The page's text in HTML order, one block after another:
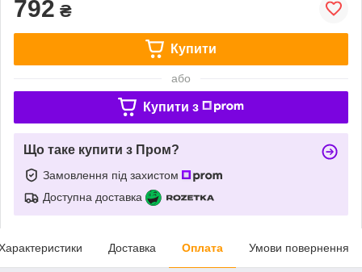
792 ₴
Купити
або
Купити з
Що таке купити з Пром?
Замовлення під захистом
Доступна доставка
Доставка Оплата Умови повернення